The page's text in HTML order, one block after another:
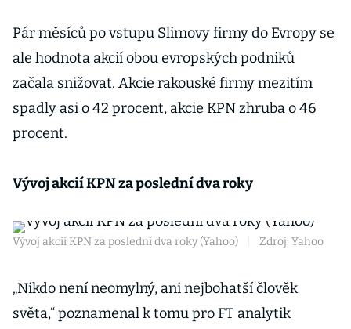
Pár měsíců po vstupu Slimovy firmy do Evropy se
ale hodnota akcií obou evropských podniků
začala snižovat. Akcie rakouské firmy mezitím
spadly asi o 42 procent, akcie KPN zhruba o 46
procent.
Vývoj akcií KPN za poslední dva roky
Vývoj akcií KPN za poslední dva roky (Yahoo) Zdroj: Yahoo
„Nikdo není neomylný, ani nejbohatší člověk
světa,“ poznamenal k tomu pro FT analytik